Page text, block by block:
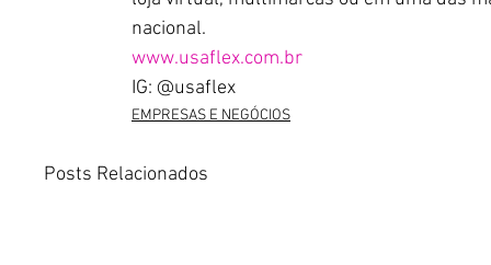
nacional.
www.usaflex.com.br
IG: @usaflex
EMPRESAS E NEGÓCIOS
Posts Relacionados